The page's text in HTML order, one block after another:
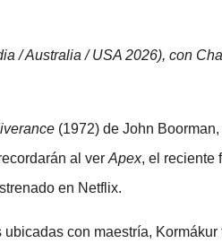
/ Australia / USA 2026), con
(1972) de John
al ver Apex, el reciente
en Netflix.
con maestría,